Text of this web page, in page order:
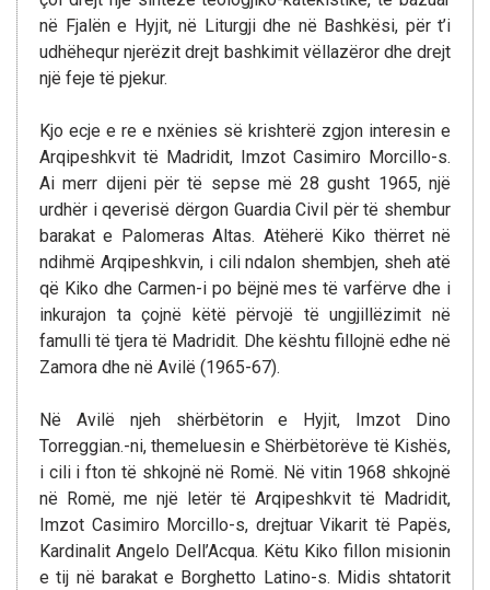
në Fjalën e Hyjit, në Liturgji dhe në Bashkësi, për t’i
udhëhequr njerëzit drejt bashkimit vëllazëror dhe drejt
një feje të pjekur.
Kjo ecje e re e nxënies së krishterë zgjon interesin e
Arqipeshkvit të Madridit, Imzot Casimiro Morcillo-s.
Ai merr dijeni për të sepse më 28 gusht 1965, një
urdhër i qeverisë dërgon Guardia Civil për të shembur
barakat e Palomeras Altas. Atëherë Kiko thërret në
ndihmë Arqipeshkvin, i cili ndalon shembjen, sheh atë
që Kiko dhe Carmen-i po bëjnë mes të varfërve dhe i
inkurajon ta çojnë këtë përvojë të ungjillëzimit në
famulli të tjera të Madridit. Dhe kështu fillojnë edhe në
Zamora dhe në Avilë (1965-67).
Në Avilë njeh shërbëtorin e Hyjit, Imzot Dino
Torreggian.-ni, themeluesin e Shërbëtorëve të Kishës,
i cili i fton të shkojnë në Romë. Në vitin 1968 shkojnë
në Romë, me një letër të Arqipeshkvit të Madridit,
Imzot Casimiro Morcillo-s, drejtuar Vikarit të Papës,
Kardinalit Angelo Dell’Acqua. Këtu Kiko fillon misionin
e tij në barakat e Borghetto Latino-s. Midis shtatorit